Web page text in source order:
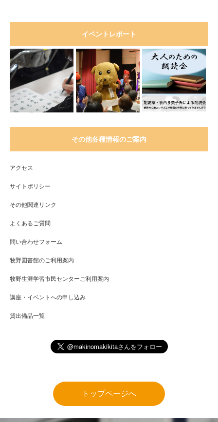
イベントレポート
その他各種情報のご案内
アクセス
サイトポリシー
その他関連リンク
よくあるご質問
問い合わせフォーム
牧野図書館のご利用案内
牧野生涯学習市民センターご利用案内
講座・イベントへの申し込み
貸出備品一覧
トップページへ